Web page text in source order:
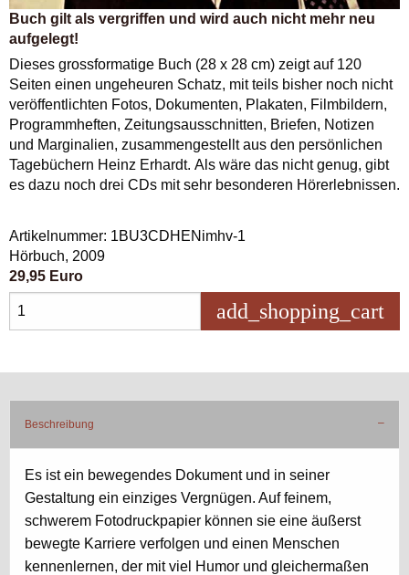
Buch gilt als vergriffen und wird auch nicht mehr neu
aufgelegt!
Dieses grossformatige Buch (28 x 28 cm) zeigt auf 120
Seiten einen ungeheuren Schatz, mit teils bisher noch nicht
veröffentlichten Fotos, Dokumenten, Plakaten, Filmbildern,
Programmheften, Zeitungsausschnitten, Briefen, Notizen
und Marginalien, zusammengestellt aus den persönlichen
Tagebüchern Heinz Erhardt. Als wäre das nicht genug, gibt
es dazu noch drei CDs mit sehr besonderen Hörerlebnissen.
Artikelnummer: 1BU3CDHENimhv-1
Hörbuch, 2009
29,95 Euro
add_shopping_cart
Beschreibung
Es ist ein bewegendes Dokument und in seiner
Gestaltung ein einziges Vergnügen. Auf feinem,
schwerem Fotodruckpapier können sie eine äußerst
bewegte Karriere verfolgen und einen Menschen
kennenlernen, der mit viel Humor und gleichermaßen